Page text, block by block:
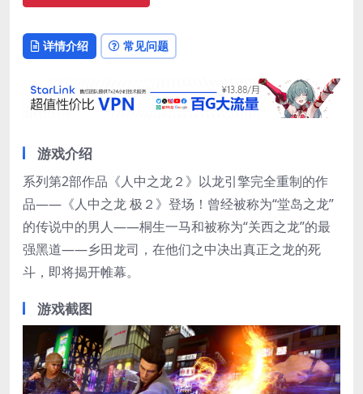
详情介绍 常见问题
游戏介绍
系列第2部作品《人中之龙２》以龙引擎完全重制的作
品——《人中之龙 极２》登场！曾经被称为“堂岛之龙”
的传说中的男人——桐生一马和被称为“关西之龙”的最
强黑道——乡田龙司，在他们之中决出真正之龙的死
斗，即将揭开帷幕。
游戏截图